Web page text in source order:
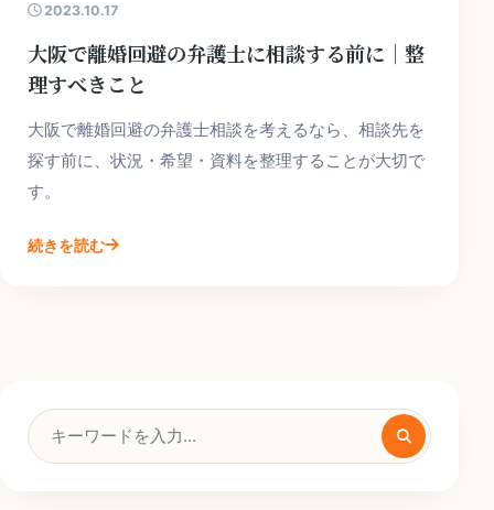
2023.10.17
大阪で離婚回避の弁護士に相談する前に｜整
理すべきこと
大阪で離婚回避の弁護士相談を考えるなら、相談先を
探す前に、状況・希望・資料を整理することが大切で
す。
続きを読む
検
索